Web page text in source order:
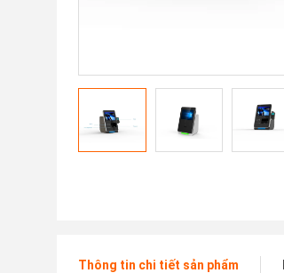
Thông tin chi tiết sản phẩm